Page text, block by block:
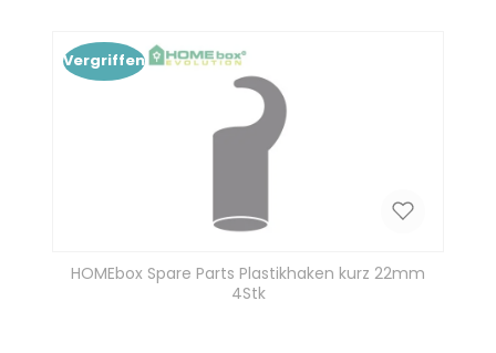
Vergriffen
HOMEbox Spare Parts Plastikhaken kurz 22mm
4Stk